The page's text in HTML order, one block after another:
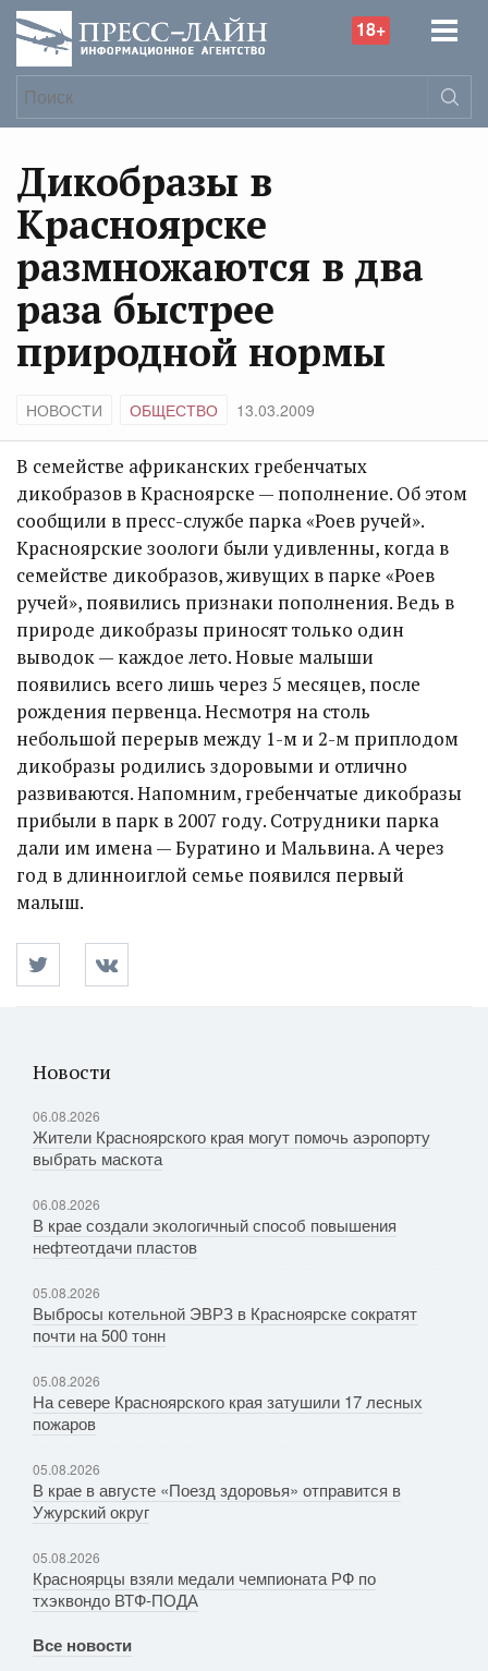
18+
Дикобразы в
Красноярске
размножаются в два
раза быстрее
природной нормы
НОВОСТИ ОБЩЕСТВО 13.03.2009
В семействе африканских гребенчатых
дикобразов в Красноярске — пополнение. Об этом
сообщили в пресс-службе парка «Роев ручей».
Красноярские зоологи были удивленны, когда в
семействе дикобразов, живущих в парке «Роев
ручей», появились признаки пополнения. Ведь в
природе дикобразы приносят только один
выводок — каждое лето. Новые малыши
появились всего лишь через 5 месяцев, после
рождения первенца. Несмотря на столь
небольшой перерыв между 1-м и 2-м приплодом
дикобразы родились здоровыми и отлично
развиваются. Напомним, гребенчатые дикобразы
прибыли в парк в 2007 году. Сотрудники парка
дали им имена — Буратино и Мальвина. А через
год в длинноиглой семье появился первый
малыш.
Новости
06.08.2026
Жители Красноярского края могут помочь аэропорту
выбрать маскота
06.08.2026
В крае создали экологичный способ повышения
нефтеотдачи пластов
05.08.2026
Выбросы котельной ЭВРЗ в Красноярске сократят
почти на 500 тонн
05.08.2026
На севере Красноярского края затушили 17 лесных
пожаров
05.08.2026
В крае в августе «Поезд здоровья» отправится в
Ужурский округ
05.08.2026
Красноярцы взяли медали чемпионата РФ по
тхэквондо ВТФ-ПОДА
Все новости